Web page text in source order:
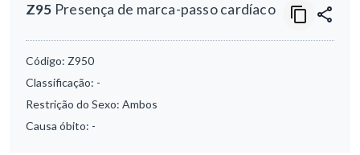
Z95 Presença de marca-passo cardíaco
Código: Z950
Classificação: -
Restrição do Sexo: Ambos
Causa óbito: -